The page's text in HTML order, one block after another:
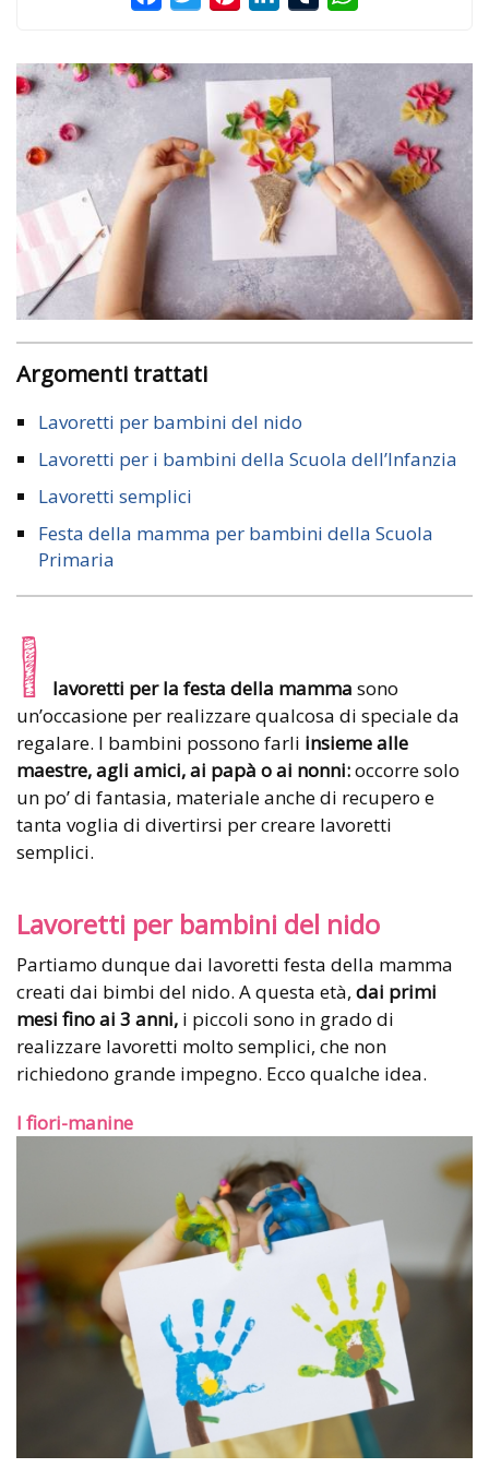
Argomenti trattati
Lavoretti per bambini del nido
Lavoretti per i bambini della Scuola dell’Infanzia
Lavoretti semplici
Festa della mamma per bambini della Scuola
Primaria
I lavoretti per la festa della mamma sono
un’occasione per realizzare qualcosa di speciale da
regalare. I bambini possono farli insieme alle
maestre, agli amici, ai papà o ai nonni:occorre solo
un po’ di fantasia, materiale anche di recupero e
tanta voglia di divertirsi per creare lavoretti
semplici.
Lavoretti per bambini del nido
Partiamo dunque dai lavoretti festa della mamma
creati dai bimbi del nido. A questa età, dai primi
mesi fino ai 3 anni, i piccoli sono in grado di
realizzare lavoretti molto semplici, che non
richiedono grande impegno. Ecco qualche idea.
I fiori-manine